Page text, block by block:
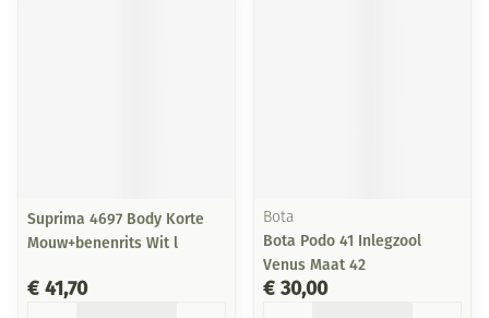
Suprima 4697 Body Korte
Mouw+benenrits Wit l
€ 41,70
Bota
Bota Podo 41 Inlegzool
Venus Maat 42
€ 30,00